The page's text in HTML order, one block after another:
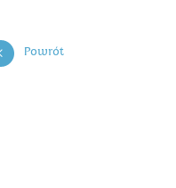
Powrót